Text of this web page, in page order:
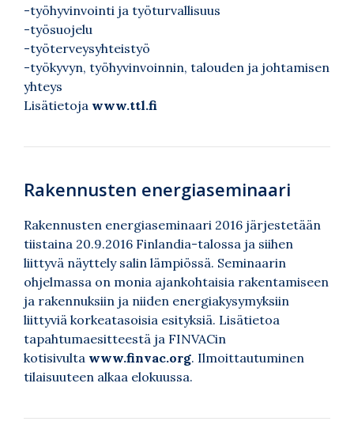
-työhyvinvointi ja työturvallisuus
-työsuojelu
-työterveysyhteistyö
-työkyvyn, työhyvinvoinnin, talouden ja johtamisen
yhteys
Lisätietoja www.ttl.fi
Rakennusten energiaseminaari
Rakennusten energiaseminaari 2016 järjestetään
tiistaina 20.9.2016 Finlandia-talossa ja siihen
liittyvä näyttely salin lämpiössä. Seminaarin
ohjelmassa on monia ajankohtaisia rakentamiseen
ja rakennuksiin ja niiden energiakysymyksiin
liittyviä korkeatasoisia esityksiä. Lisätietoa
tapahtumaesitteestä ja FINVACin
kotisivulta www.finvac.org. Ilmoittautuminen
tilaisuuteen alkaa elokuussa.